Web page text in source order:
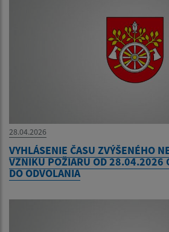
28.04.2026
VYHLÁSENIE ČASU ZVÝŠENÉHO
VZNIKU POŽIARU OD 28.04.2026
DO ODVOLANIA